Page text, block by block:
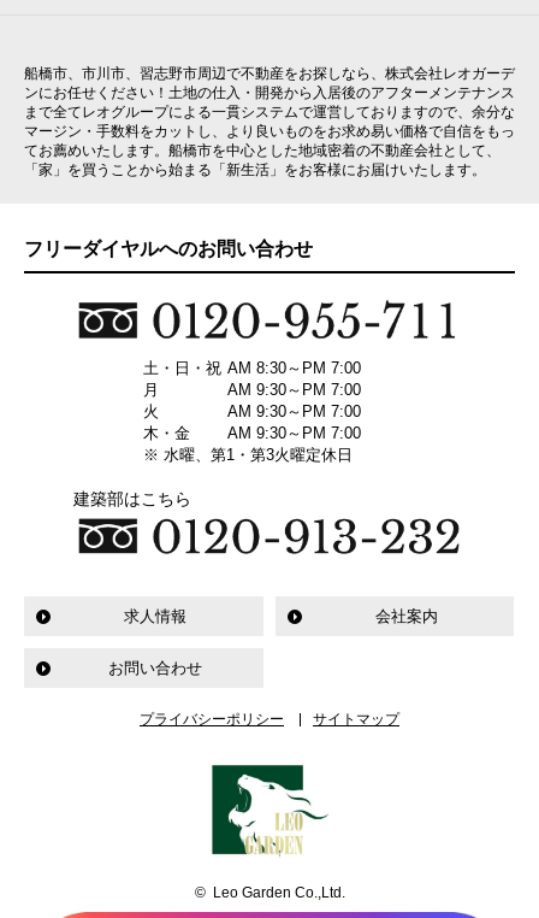
船橋市、市川市、習志野市周辺で不動産をお探しなら、株式会社レオガーデ
ンにお任せください！土地の仕入・開発から入居後のアフターメンテナンス
まで全てレオグループによる一貫システムで運営しておりますので、余分な
マージン・手数料をカットし、より良いものをお求め易い価格で自信をもっ
てお薦めいたします。船橋市を中心とした地域密着の不動産会社として、
「家」を買うことから始まる「新生活」をお客様にお届けいたします。
フリーダイヤルへのお問い合わせ
土・日・祝 AM 8:30～PM 7:00
月
AM 9:30～PM 7:00
火
AM 9:30～PM 7:00
木・金
AM 9:30～PM 7:00
※ 水曜、第1・第3火曜定休日
建築部はこちら
求人情報 会社案内
お問い合わせ
プライバシーポリシー サイトマップ
© Leo Garden Co.,Ltd.